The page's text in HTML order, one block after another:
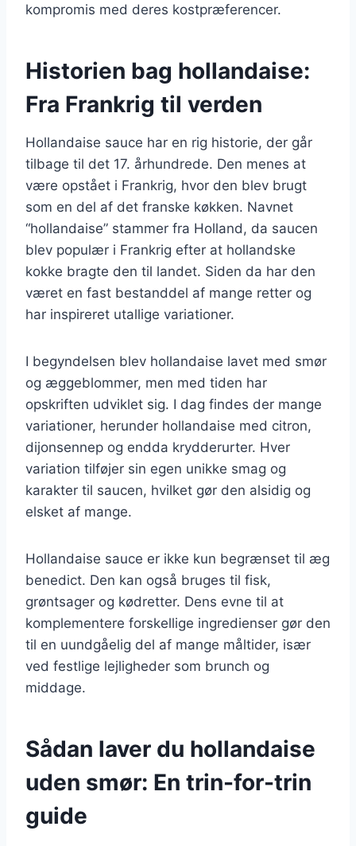
kompromis med deres kostpræferencer.
Historien bag hollandaise:
Fra Frankrig til verden
Hollandaise sauce har en rig historie, der går
tilbage til det 17. århundrede. Den menes at
være opstået i Frankrig, hvor den blev brugt
som en del af det franske køkken. Navnet
“hollandaise” stammer fra Holland, da saucen
blev populær i Frankrig efter at hollandske
kokke bragte den til landet. Siden da har den
været en fast bestanddel af mange retter og
har inspireret utallige variationer.
I begyndelsen blev hollandaise lavet med smør
og æggeblommer, men med tiden har
opskriften udviklet sig. I dag findes der mange
variationer, herunder hollandaise med citron,
dijonsennep og endda krydderurter. Hver
variation tilføjer sin egen unikke smag og
karakter til saucen, hvilket gør den alsidig og
elsket af mange.
Hollandaise sauce er ikke kun begrænset til æg
benedict. Den kan også bruges til fisk,
grøntsager og kødretter. Dens evne til at
komplementere forskellige ingredienser gør den
til en uundgåelig del af mange måltider, især
ved festlige lejligheder som brunch og
middage.
Sådan laver du hollandaise
uden smør: En trin-for-trin
guide